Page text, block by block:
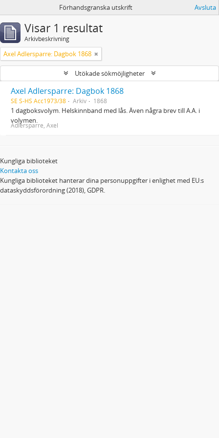
Förhandsgranska utskrift Avsluta
Visar 1 resultat
Arkivbeskrivning
Axel Adlersparre: Dagbok 1868
Utökade sökmöjligheter
Axel Adlersparre: Dagbok 1868
SE S-HS Acc1973/38 Arkiv 1868
1 dagboksvolym. Helskinnband med lås. Även några brev till A.A. i
volymen.
Adlersparre, Axel
Kungliga biblioteket
Kontakta oss
Kungliga biblioteket hanterar dina personuppgifter i enlighet med EU:s
dataskyddsförordning (2018), GDPR.